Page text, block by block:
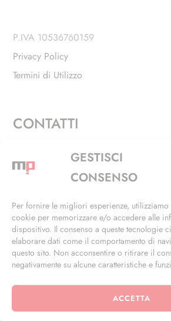
GESTISCI
CONSENSO
Per fornire le migliori esperienze,
cookie per memorizzare e/o accedere alle
dispositivo. Il consenso a queste tecnologie
elaborare dati come il comportamento di
questo sito. Non acconsentire o ritirare il
negativamente su alcune caratteristiche e
ACCETTA
P.IVA 10536760159
Privacy Policy
Termini di Utilizzo
CONTATTI
Via Alfieri, 27 - Trezzano Sul
+39 02 4846 3155
info@masterphil.it